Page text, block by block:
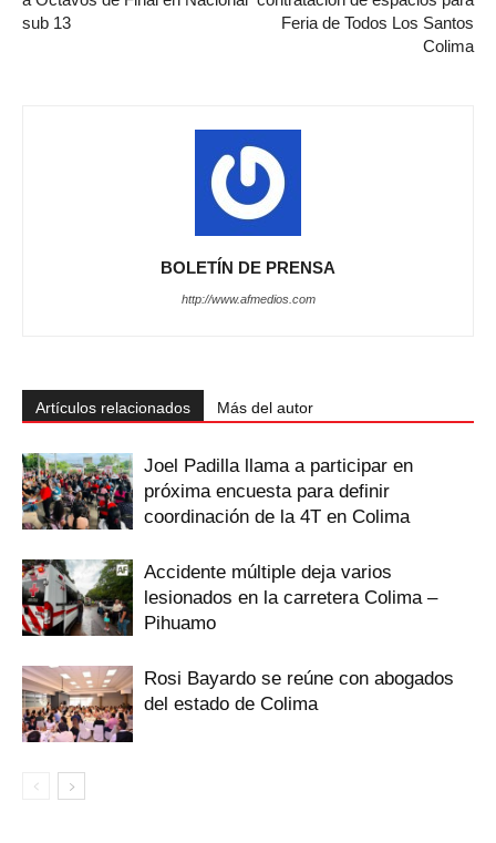
sub 13
Feria de Todos Los Santos
Colima
BOLETÍN DE PRENSA
http://www.afmedios.com
Artículos relacionados Más del autor
Joel Padilla llama a participar en
próxima encuesta para definir
coordinación de la 4T en Colima
Accidente múltiple deja varios
lesionados en la carretera Colima –
Pihuamo
Rosi Bayardo se reúne con abogados
del estado de Colima